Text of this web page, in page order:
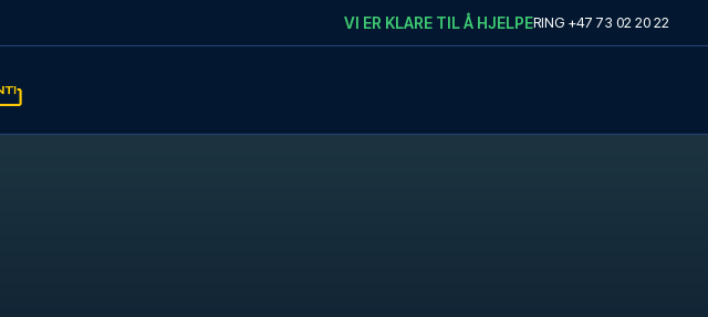
VI ER KLARE TIL Å HJELPERING +47 73 02 20 22